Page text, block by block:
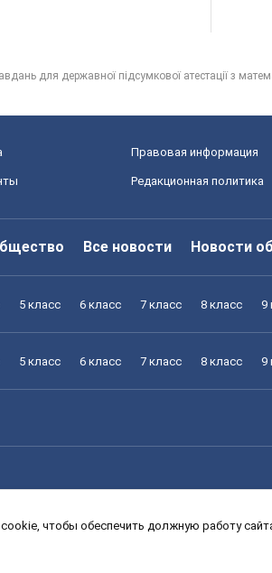
для державної підсумкової атестації з
Правовая информация
Редакционная политика
Все новости Новости
5 класс 6 класс 7 класс 8 класс 9
5 класс 6 класс 7 класс 8 класс 9
5 класс 6 класс 7 класс 8 класс 9
чтобы обеспечить должную работу